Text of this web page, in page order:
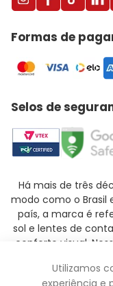
Formas de
Selos de
Há mais de três
modo como o Brasil
país, a marca é
sol e lentes de
conforto visual.
refletir sua
Utilizamos
experiência e